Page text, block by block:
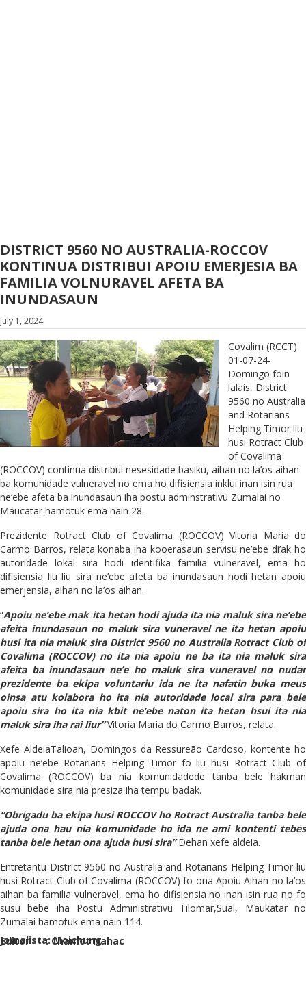
DISTRICT 9560 NO AUSTRALIA-ROCCOV
KONTINUA DISTRIBUI APOIU EMERJESIA BA
FAMILIA VOLNURAVEL AFETA BA
INUNDASAUN
July 1, 2024
Covalim (RCCT)
01-07-24-
Domingo foin
lalais, District
9560 no Australia
and Rotarians
Helping Timor liu
husi Rotract Club
of Covalima
(ROCCOV) continua distribui nesesidade basiku, aihan no la’os aihan
ba komunidade vulneravel no ema ho difisiensia inklui inan isin rua
ne’ebe afeta ba inundasaun iha postu adminstrativu Zumalai no
Maucatar hamotuk ema nain 28.
Prezidente Rotract Club of Covalima (ROCCOV) Vitoria Maria do
Carmo Barros, relata konaba iha kooerasaun servisu ne’ebe di’ak ho
autoridade lokal sira hodi identifika familia vulneravel, ema ho
difisiensia liu liu sira ne’ebe afeta ba inundasaun hodi hetan apoiu
emerjensia, aihan no la’os aihan.
“Apoiu ne’ebe mak ita hetan hodi ajuda ita nia maluk sira ne’ebe
afeita inundasaun no maluk sira vuneravel ne ita hetan apoiu
husi ita nia maluk sira District 9560 no Australia Rotract Club of
Covalima (ROCCOV) no ita nia apoiu ne ba ita nia maluk sira
afeita ba inundasaun ne’e ho maluk sira vuneravel no nudar
prezidente ba ekipa voluntariu ida ne ita nafatin buka meus
oinsa atu kolabora ho ita nia autoridade local sira para bele
apoiu sira ho ita nia kbit ne’ebe naton ita hetan hsui ita nia
maluk sira iha rai liur”Vitoria Maria do Carmo Barros, relata.
Xefe AldeiaTalioan, Domingos da Ressureão Cardoso, kontente ho
apoiu ne’ebe Rotarians Helping Timor fo liu husi Rotract Club of
Covalima (ROCCOV) ba nia komunidadede tanba bele hakman
komunidade sira nia presiza iha tempu badak.
“Obrigadu ba ekipa husi ROCCOV ho Rotract Australia tanba bele
ajuda ona hau nia komunidade ho ida ne ami kontenti tebes
tanba bele hetan ona ajuda husi sira”Dehan xefe aldeia.
Entretantu District 9560 no Australia and Rotarians Helping Timor liu
husi Rotract Club of Covalima (ROCCOV) fo ona Apoiu Aihan no la’os
aihan ba familia vulneravel, ema ho difisiensia no inan isin rua no fo
susu bebe iha Postu Administrativu Tilomar,Suai, Maukatar no
Zumalai hamotuk ema nain 114.
Jornalista: Moichung
Editor : Chamot Nahac